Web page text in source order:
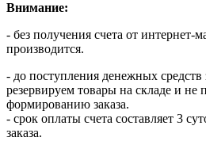
Внимание:
- без получения счета от интернет-
производится.
- до поступления денежных средств
резервируем товары на складе и не
формированию заказа.
- срок оплаты счета составляет 3
заказа.